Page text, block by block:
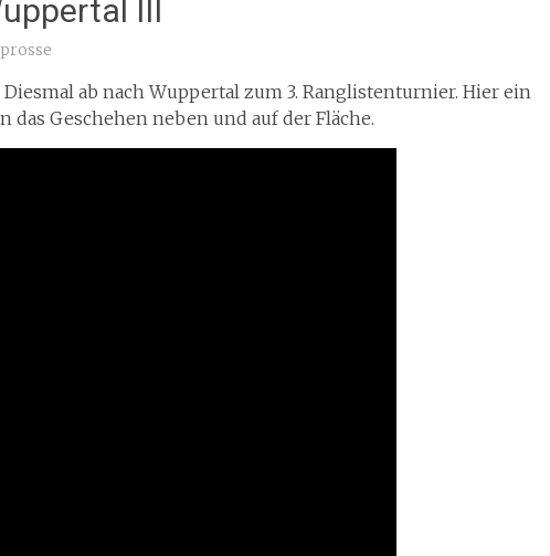
III
ab nach Wuppertal zum 3. Ranglistenturnier. Hier ein
das Geschehen neben und auf der Fläche.